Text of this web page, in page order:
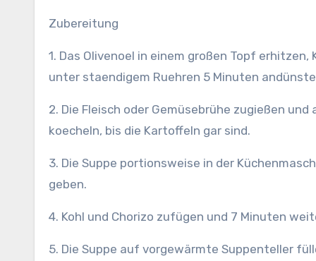
Zubereitung
1. Das Olivenoel in einem großen Topf
unter staendigem Ruehren 5 Minuten
2. Die Fleisch oder Gemüsebrühe zugießen
koecheln, bis die Kartoffeln gar sind.
3. Die Suppe portionsweise in der
geben.
4. Kohl und Chorizo zufügen und 7 Minuten
5. Die Suppe auf vorgewärmte Suppenteller